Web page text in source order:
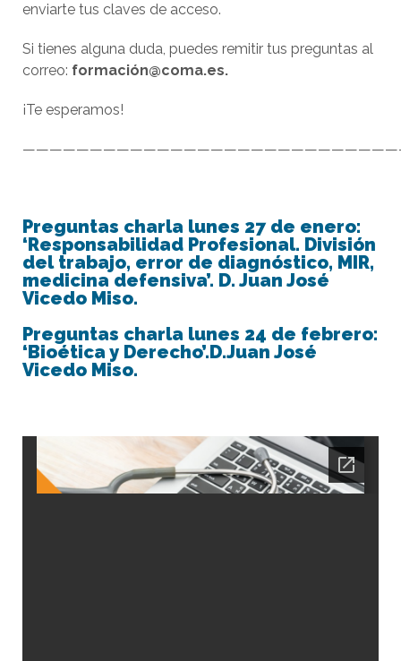
enviarte tus claves de acceso.
Si tienes alguna duda, puedes remitir tus preguntas al
correo: formación@coma.es.
¡Te esperamos!
Preguntas charla lunes 27 de enero:
‘Responsabilidad Profesional. División
del trabajo, error de diagnóstico, MIR,
medicina defensiva’. D. Juan José
Vicedo Miso.
Preguntas charla lunes 24 de febrero:
‘Bioética y Derecho’.D.Juan José
Vicedo Miso.